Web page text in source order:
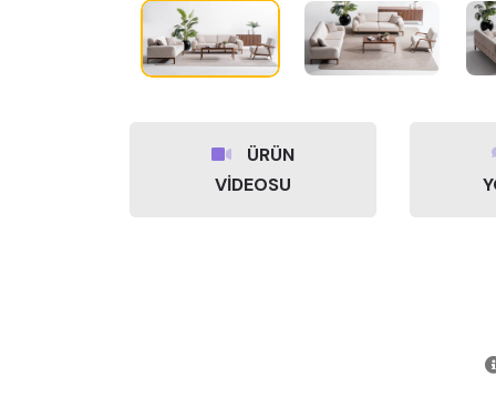
ÜRÜN
VİDEOSU